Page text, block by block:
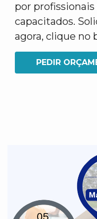
por
capacitados.
agora, clique no
PEDIR